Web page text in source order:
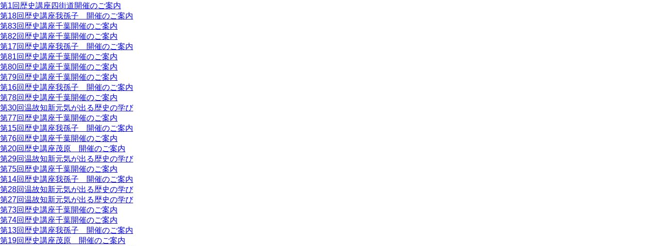
第1回歴史講座四街道開催のご案内
第18回歴史講座我孫子 開催のご案内
第83回歴史講座千葉開催のご案内
第82回歴史講座千葉開催のご案内
第17回歴史講座我孫子 開催のご案内
第81回歴史講座千葉開催のご案内
第80回歴史講座千葉開催のご案内
第79回歴史講座千葉開催のご案内
第16回歴史講座我孫子 開催のご案内
第78回歴史講座千葉開催のご案内
第30回温故知新元気が出る歴史の学び
第77回歴史講座千葉開催のご案内
第15回歴史講座我孫子 開催のご案内
第76回歴史講座千葉開催のご案内
第20回歴史講座茂原 開催のご案内
第29回温故知新元気が出る歴史の学び
第75回歴史講座千葉開催のご案内
第14回歴史講座我孫子 開催のご案内
第28回温故知新元気が出る歴史の学び
第27回温故知新元気が出る歴史の学び
第73回歴史講座千葉開催のご案内
第74回歴史講座千葉開催のご案内
第13回歴史講座我孫子 開催のご案内
第19回歴史講座茂原 開催のご案内